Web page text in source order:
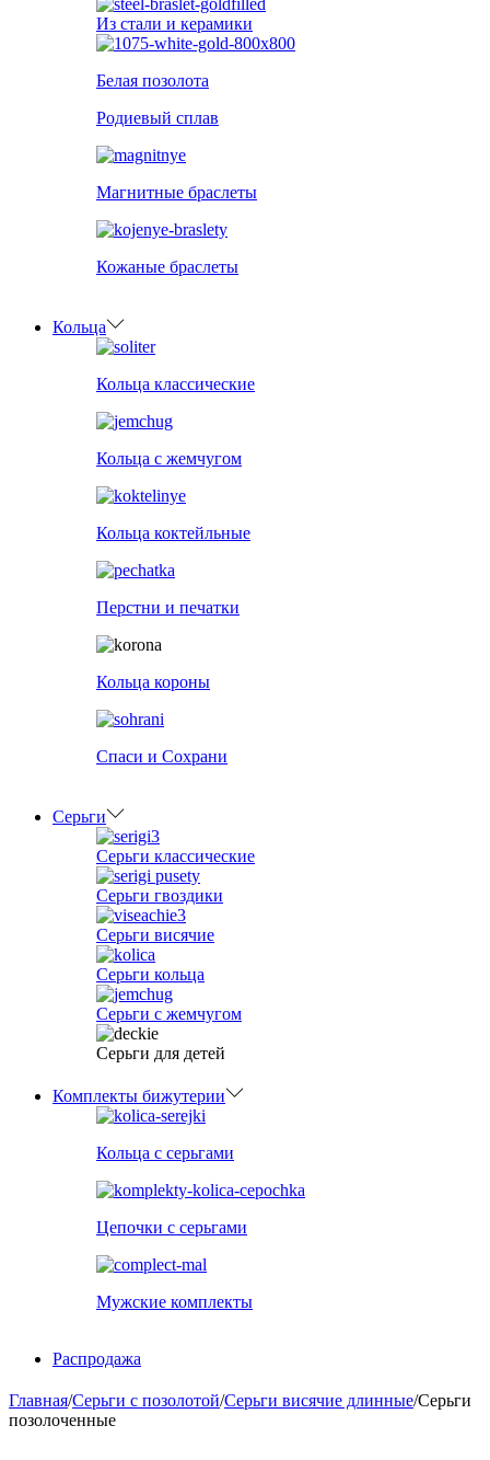
Из стали и керамики
Белая позолота
Родиевый сплав
Магнитные браслеты
Кожаные браслеты
Кольца
Кольца классические
Кольца с жемчугом
Кольца коктейльные
Перстни и печатки
Кольца короны
Спаси и Сохрани
Серьги
Серьги классические
Серьги гвоздики
Серьги висячие
Серьги кольца
Серьги с жемчугом
Серьги для детей
Комплекты бижутерии
Кольца с серьгами
Цепочки с серьгами
Мужские комплекты
Распродажа
Главная/Серьги с позолотой/Серьги висячие длинные/Серьги
позолоченные